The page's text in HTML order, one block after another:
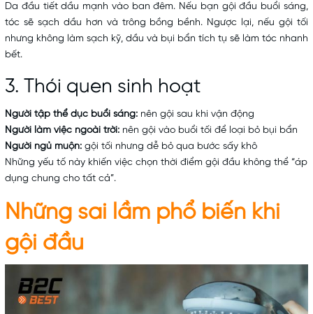
Da đầu tiết dầu mạnh vào ban đêm. Nếu bạn gội đầu buổi sáng,
tóc sẽ sạch dầu hơn và trông bồng bềnh. Ngược lại, nếu gội tối
nhưng không làm sạch kỹ, dầu và bụi bẩn tích tụ sẽ làm tóc nhanh
bết.
3. Thói quen sinh hoạt
Người tập thể dục buổi sáng: nên gội sau khi vận động
Người làm việc ngoài trời: nên gội vào buổi tối để loại bỏ bụi bẩn
Người ngủ muộn: gội tối nhưng dễ bỏ qua bước sấy khô
Những yếu tố này khiến việc chọn thời điểm gội đầu không thể “áp
dụng chung cho tất cả”.
Những sai lầm phổ biến khi
gội đầu